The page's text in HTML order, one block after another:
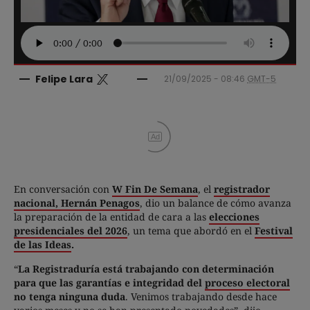
Felipe Lara 21/09/2025 - 08:46 GMT-5
Ad
En conversación con W Fin De Semana, el registrador
nacional, Hernán Penagos, dio un balance de cómo avanza
la preparación de la entidad de cara a las elecciones
presidenciales del 2026, un tema que abordó en el Festival
de las Ideas.
“La Registraduría está trabajando con determinación
para que las garantías e integridad del proceso electoral
no tenga ninguna duda. Venimos trabajando desde hace